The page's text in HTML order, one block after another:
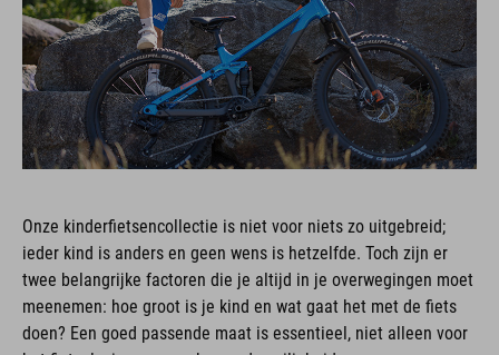
ieder kind is anders en geen wens is hetzelfde. Toch zijn er
twee belangrijke factoren die je altijd in je overwegingen moet
meenemen: hoe groot is je kind en wat gaat het met de fiets
doen? Een goed passende maat is essentieel, niet alleen voor
het fietsplezier, maar ook voor de veiligheid.